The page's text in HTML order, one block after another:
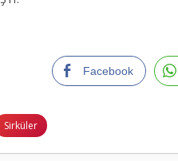
Facebook
Sirküler